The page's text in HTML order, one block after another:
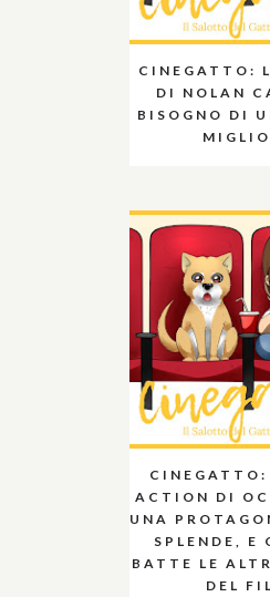
CINEGATTO:
DI NOLAN
BISOGNO DI
ACTION DI
UNA
SPLENDE, E
BATTE LE
DEL